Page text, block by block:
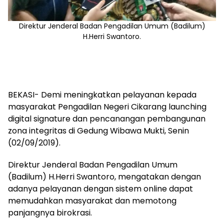
Direktur Jenderal Badan Pengadilan Umum (Badilum)
H.Herri Swantoro.
BEKASI- Demi meningkatkan pelayanan kepada
masyarakat Pengadilan Negeri Cikarang launching
digital signature dan pencanangan pembangunan
zona integritas di Gedung Wibawa Mukti, Senin
(02/09/2019).
Direktur Jenderal Badan Pengadilan Umum
(Badilum) H.Herri Swantoro, mengatakan dengan
adanya pelayanan dengan sistem online dapat
memudahkan masyarakat dan memotong
panjangnya birokrasi.